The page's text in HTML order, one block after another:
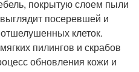
покрытую слоем пыли
посеревшей и
клеток.
пилингов и скрабов
обновления кожи и